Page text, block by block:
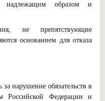
надлежащим образом и
не препятствующие
основанием для отказа
нарушение обязательств в
Российской Федерации и